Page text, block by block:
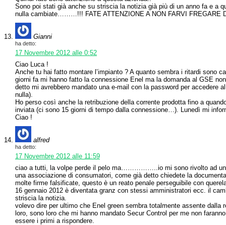
Sono poi stati già anche su striscia la notizia già più di un anno fa e a
nulla cambiate………!!! FATE ATTENZIONE A NON FARVI FREGARE
Gianni
ha detto:
17 Novembre 2012 alle 0:52
Ciao Luca !
Anche tu hai fatto montare l’impianto ? A quanto sembra i ritardi sono
giorni fa mi hanno fatto la connessione Enel ma la domanda al GSE
detto mi avrebbero mandato una e-mail con la password per accedere
nulla).
Ho perso così anche la retribuzione della corrente prodotta fino a
inviata (ci sono 15 giorni di tempo dalla connessione…). Lunedì mi
Ciao !
alfred
ha detto:
17 Novembre 2012 alle 11:59
ciao a tutti, la volpe perde il pelo ma……………..io mi sono rivolto ad un
una associazione di consumatori, come già detto chiedete la
molte firme falsificate, questo è un reato penale perseguibile con
16 gennaio 2012 è diventata granz con stessi amministratori ecc. il
striscia la notizia.
volevo dire per ultimo che Enel green sembra totalmente assente dalla
loro, sono loro che mi hanno mandato Secur Control per me non
essere i primi a rispondere.